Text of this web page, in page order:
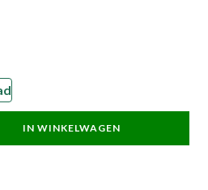
IN WINKELWAGEN